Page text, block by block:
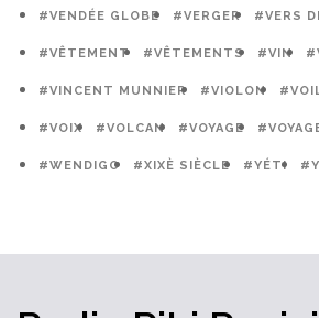
#VENDÉE GLOBE #VERGER #VERS
#VÊTEMENT #VÊTEMENTS #VIN
#VINCENT MUNNIER #VIOLON
#VOIX #VOLCAN #VOYAGE
#WENDIGO #XIXÈ SIÈCLE #YÉTI